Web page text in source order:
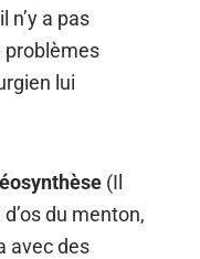
n’y a pas
problèmes
lui
(Il
du menton,
avec des